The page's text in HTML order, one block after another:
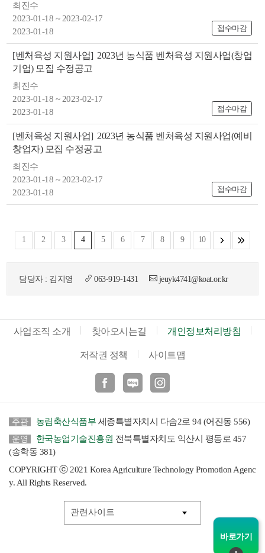
최진수
2023-01-18 ~ 2023-02-17
2023-01-18
접수마감
[벤처육성 지원사업] 2023년 농식품 벤처육성 지원사업(창업
기업) 모집 수정공고
최진수
2023-01-18 ~ 2023-02-17
2023-01-18
접수마감
[벤처육성 지원사업] 2023년 농식품 벤처육성 지원사업(예비
창업자) 모집 수정공고
최진수
2023-01-18 ~ 2023-02-17
2023-01-18
접수마감
1 2 3 4 5 6 7 8 9 10
담당자 : 김지영 063-919-1431 jeuyk4741@koat.or.kr
사업조직 소개 찾아오시는길 개인정보처리방침
저작권 정책 사이트맵
인스타
주관 농림축산식품부 세종특별자치시 다솜2로 94 (어진동 556)
운영 한국농업기술진흥원 전북특별자치도 익산시 평동로 457
(송학동 381)
COPYRIGHT ⓒ 2021 Korea Agriculture Technology Promotion Agenc
y. All Rights Reserved.
바로가기